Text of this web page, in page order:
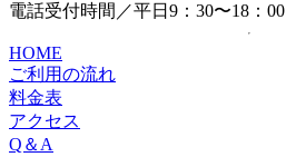
電話受付時間／平日9：30〜18：00
HOME
ご利用の流れ
料金表
アクセス
Q＆A